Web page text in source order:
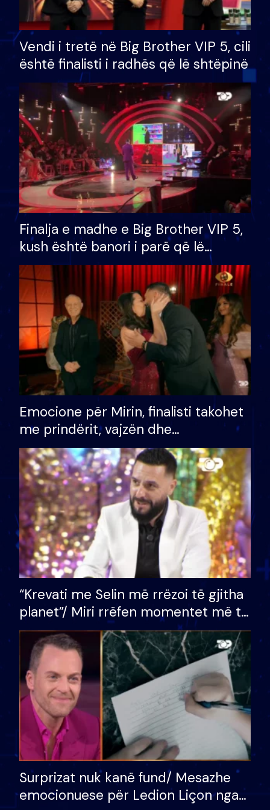
Vendi i tretë në Big Brother VIP 5, cili
është finalisti i radhës që lë shtëpinë
Finalja e madhe e Big Brother VIP 5,
kush është banori i parë që lë
shtëpinë dhe humb mundësinë për
të fituar çmimin e madh
Emocione për Mirin, finalisti takohet
me prindërit, vajzën dhe
bashkëshorten: S’kemi ndonjë letër
divorci apo jo?
“Krevati me Selin më rrëzoi të gjitha
planet”/ Miri rrëfen momentet më të
bukura në shtëpinë e BB VIP: Do më
mungojë zilja e mëngjesit kur…
Surprizat nuk kanë fund/ Mesazhe
emocionuese për Ledion Liçon nga